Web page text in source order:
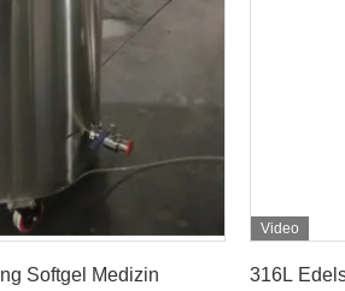
Softgel Medizin
Video
316L